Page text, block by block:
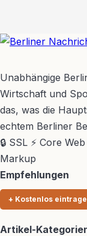
Unabhängige
Wirtschaft und
das, was die
echtem Berliner
🔒 SSL ⚡ Core
Markup
Empfehlungen
+ Kostenlos
Artikel-